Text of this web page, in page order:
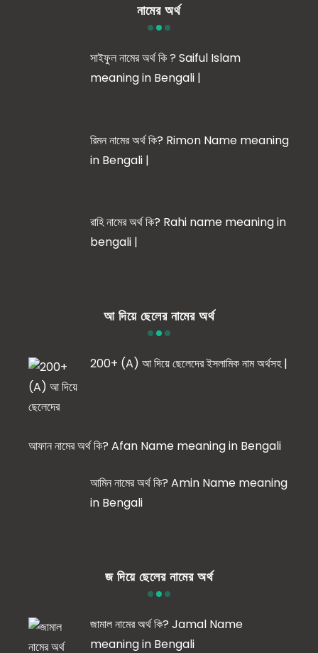
নামের অর্থ
সাইফুল নামের অর্থ কি ? Saiful Islam
meaning in Bengali |
রিমন নামের অর্থ কি? Rimon Name meaning
in Bengali |
রাহি নামের অর্থ কি? Rahi name meaning in
bengali |
আ দিয়ে ছেলের নামের অর্থ
200+ (A) আ দিয়ে ছেলেদের ইসলামিক নাম অর্থসহ |
আফান নামের অর্থ কি? Afan Name meaning in Bengali
আমিন নামের অর্থ কি? Amin Name meaning
in Bengali
জ দিয়ে ছেলের নামের অর্থ
জামাল নামের অর্থ কি? Jamal Name
meaning in Bengali